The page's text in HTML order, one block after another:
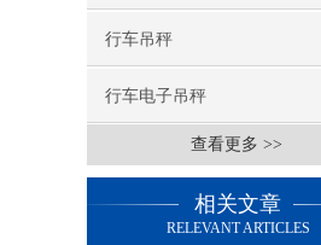
行车吊秤
行车电子吊秤
查看更多 >>
相关文章
RELEVANT ARTICLES